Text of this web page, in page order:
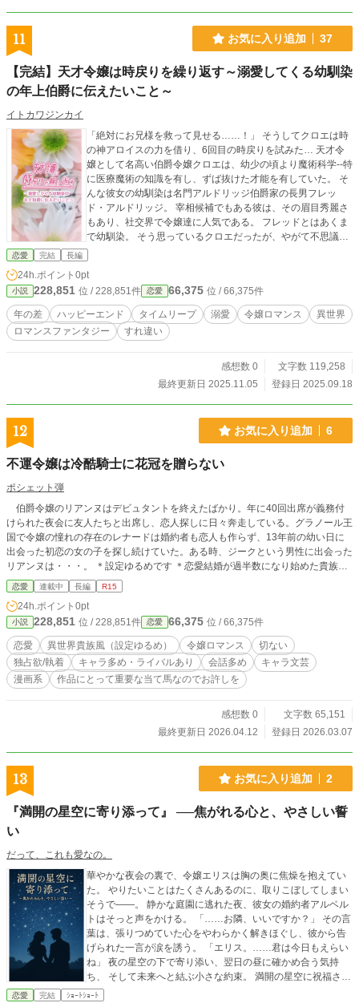
11 お気に入り追加 37
【完結】天才令嬢は時戻りを繰り返す～溺愛してくる幼馴染
の年上伯爵に伝えたいこと～
イトカワジンカイ
「絶対にお兄様を救って見せる……！」 そうしてクロエは時
の神アロイスの力を借り、6回目の時戻りを試みた… 天才令
嬢として名高い伯爵令嬢クロエは、幼少の頃より魔術科学--特
に医療魔術の知識を有し、ずば抜けた才能を有していた。 そ
んな彼女の幼馴染は名門アルドリッジ伯爵家の長男フレッ
ド・アルドリッジ。 宰相候補でもある彼は、その眉目秀麗さ
もあり、社交界で令嬢達に人気である。 フレッドとはあくま
で幼馴染。 そう思っているクロエだったが、やがて不思議な
既視感をもつようになる。そんな時、彼に恋人ができたと聞
り返すのか？ その理由が明らかになった時、クロエが伝えた
いこととは？ これは、一人の少女が兄と慕う年上伯爵を救う
ための物語。
恋愛 完結 長編
24h.ポイント 0pt
小説 228,851 位 / 228,851件 恋愛 66,375 位 / 66,375件
年の差 ハッピーエンド タイムリープ 溺愛 令嬢ロマンス
異世界
ロマンスファンタジー
すれ違い
感想数 0
文字数 119,258
最終更新日 2025.11.05
登録日 2025.09.18
12 お気に入り追加 6
不運令嬢は冷酷騎士に花冠を贈らない
ポシェット弾
伯爵令嬢のリアンヌはデビュタントを終えたばかり。年に40回出席が義務付
けられた夜会に友人たちと出席し、恋人探しに日々奔走している。グラノール王
国で令嬢の憧れの存在のレナードは婚約者も恋人も作らず、13年前の幼い日に
出会った初恋の女の子を探し続けていた。ある時、ジークという男性に出会った
リアンヌは・・・。 ＊設定ゆるめです ＊恋愛結婚が過半数になり始めた貴族社
会が舞台 ＊絶対に無いと今後言い切れること（仲良し３人と妹と男性の取り合
い・転生転移ものではありません） ＊結構書いているのですが悩んで進まなく
なるのでやる気を出すため公開します ＊カクヨムにも連載中（エブリスタ・pixi
v・ムーンライトノベルズにも連載予定）
恋愛 連載中 長編 R15
24h.ポイント 0pt
小説 228,851 位 / 228,851件 恋愛 66,375 位 / 66,375件
恋愛 異世界貴族風（設定ゆるめ） 令嬢ロマンス
切ない
独占欲/執着
キャラ多め・ライバルあり 会話多め
キャラ文芸
漫画系
作品にとって重要な当て馬なのでお許しを
感想数 0
文字数 65,151
最終更新日 2026.04.12
登録日 2026.03.07
13 お気に入り追加 2
『満開の星空に寄り添って』 ──焦がれる心と、やさしい誓
い
だって、これも愛なの。
華やかな夜会の裏で、令嬢エリスは胸の奥に焦燥を抱えてい
た。 やりたいことはたくさんあるのに、取りこぼしてしまい
そうで――。 静かな庭園に逃れた夜、彼女の婚約者アルベル
トはそっと声をかける。 「……お隣、いいですか？」 その言
葉は、張りつめていた心をやわらかく解きほぐし、彼から告
げられた一言が涙を誘う。 「エリス。……君は今日もえらい
ね」 夜の星空の下で寄り添い、翌日の昼に確かめ合う気持
ち、 そして未来へと結ぶ小さな約束。 満開の星空に祝福され
るように重なり合うふたりの影は、 やがて“永遠”という名の
恋愛 完結 ｼｮｰﾄｼｮｰﾄ